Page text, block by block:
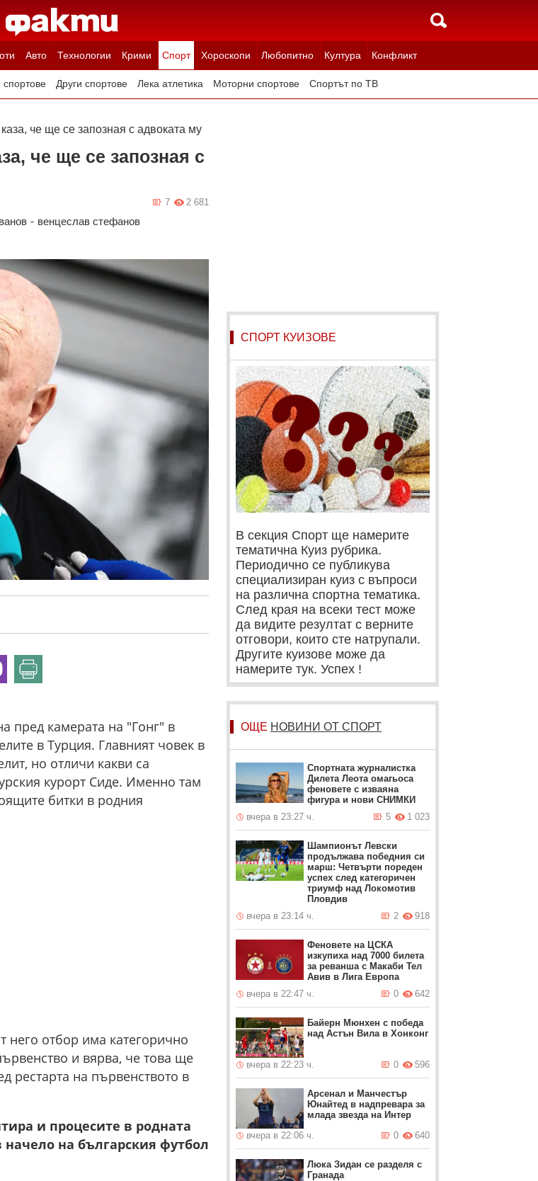
Авто Технологии Крими Спорт Хороскопи Любопитно Култура Конфликт
спортове Други спортове Лека атлетика Моторни спортове Спортът по ТВ
че ще се запозная с адвоката му
че ще се запозная с
2 681
7
- венцеслав стефанов
пред камерата на "Гонг" в
в Турция. Главният човек в
но отличи какви са
курорт Сиде. Именно там
битки в родния
него отбор има категорично
и вярва, че това ще
рестарта на първенството в
и процесите в родната
на българския футбол
СПОРТ КУИЗОВЕ
В секция Спорт ще намерите
тематична Куиз рубрика.
Периодично се публикува
специализиран куиз с въпроси
на различна спортна тематика.
След края на всеки тест може
да видите резултат с верните
отговори, които сте натрупали.
Другите куизове може да
намерите тук. Успех !
ОЩЕ НОВИНИ ОТ СПОРТ
Спортната журналистка
Дилета Леота омагьоса
феновете с изваяна
фигура и нови СНИМКИ
вчера в 23:27 ч.
1 023
5
Шампионът Левски
продължава победния си
марш: Четвърти пореден
успех след категоричен
триумф над Локомотив
Пловдив
вчера в 23:14 ч.
918
2
Феновете на ЦСКА
изкупиха над 7000 билета
за реванша с Макаби Тел
Авив в Лига Европа
вчера в 22:47 ч.
642
0
Байерн Мюнхен с победа
над Астън Вила в Хонконг
вчера в 22:23 ч. 596
0
Арсенал и Манчестър
Юнайтед в надпревара за
млада звезда на Интер
вчера в 22:06 ч.
640
0
Люка Зидан се разделя с
Гранада